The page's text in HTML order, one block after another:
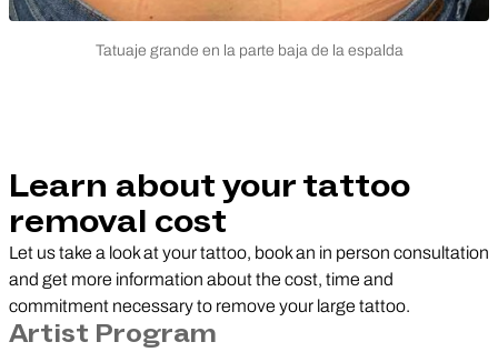
Tatuaje grande en la parte baja de la espalda
Learn about your tattoo
removal cost
Let us take a look at your tattoo, book an in person consultation
and get more information about the cost, time and
commitment necessary to remove your large tattoo.
Artist Program